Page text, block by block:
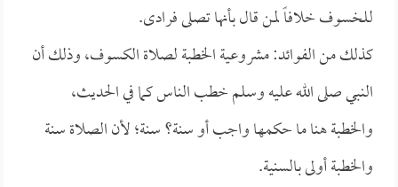
للخسوف خلافاً لمن قال بأنها تصلى فرادى.
كذلك من الفوائد: مشروعية الخطبة لصلاة الكسوف، وذلك أن
النبي صلى الله عليه وسلم خطب الناس كما في الحديث،
والخطبة هنا ما حكمها واجب أو سنة؟ سنة؛ لأن الصلاة سنة
والخطبة أولى بالسنية.